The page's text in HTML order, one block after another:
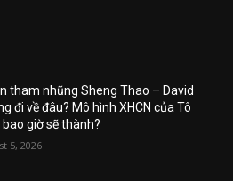
tham nhũng Sheng Thao – David
đi về đâu? Mô hình XHCN của Tô
bao giờ sẽ thành?
5, 2026